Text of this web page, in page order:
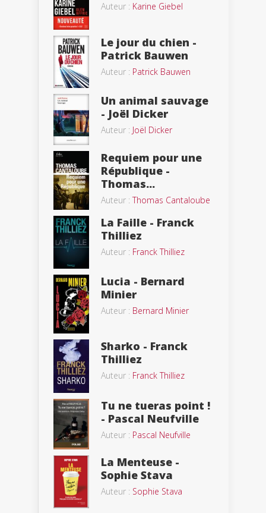
Auteur : Karine Giebel
Le jour du chien -
Patrick Bauwen
Auteur : Patrick Bauwen
Un animal sauvage
- Joël Dicker
Auteur : Joël Dicker
Requiem pour une
République -
Thomas...
Auteur :Thomas Cantaloube
La Faille - Franck
Thilliez
Auteur : Franck Thilliez
Lucia - Bernard
Minier
Auteur : Bernard Minier
Sharko - Franck
Thilliez
Auteur : Franck Thilliez
Tu ne tueras point !
- Pascal Neufville
Auteur : Pascal Neufville
La Menteuse -
Sophie Stava
Auteur : Sophie Stava